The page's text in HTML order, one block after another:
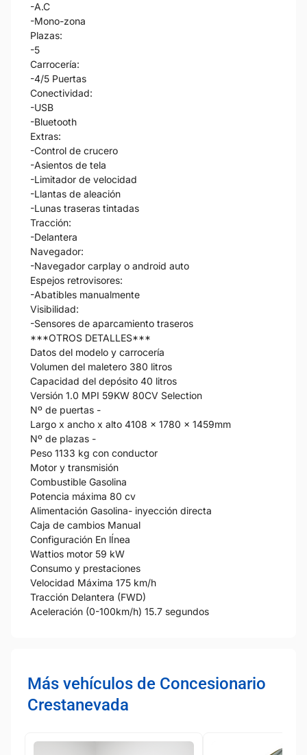
-A.C
-Mono-zona
Plazas:
-5
Carrocería:
-4/5 Puertas
Conectividad:
-USB
-Bluetooth
Extras:
-Control de crucero
-Asientos de tela
-Limitador de velocidad
-Llantas de aleación
-Lunas traseras tintadas
Tracción:
-Delantera
Navegador:
-Navegador carplay o android auto
Espejos retrovisores:
-Abatibles manualmente
Visibilidad:
-Sensores de aparcamiento traseros
***OTROS DETALLES***
Datos del modelo y carrocería
Volumen del maletero 380 litros
Capacidad del depósito 40 litros
Versión 1.0 MPI 59KW 80CV Selection
Nº de puertas -
Largo x ancho x alto 4108 x 1780 x 1459mm
Nº de plazas -
Peso 1133 kg con conductor
Motor y transmisión
Combustible Gasolina
Potencia máxima 80 cv
Alimentación Gasolina- inyección directa
Caja de cambios Manual
Configuración En lÍnea
Wattios motor 59 kW
Consumo y prestaciones
Velocidad Máxima 175 km/h
Tracción Delantera (FWD)
Aceleración (0-100km/h) 15.7 segundos
Más vehículos de Concesionario
Crestanevada